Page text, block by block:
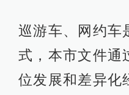
巡游车、网约车
式，本市文件通
位发展和差异化